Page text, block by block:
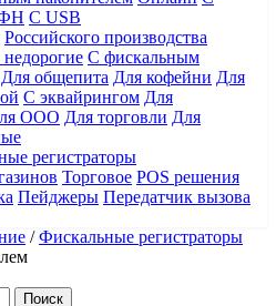
С USB
Российского производства
С фискальным
Для общепита Для кофейни Для
С эквайрингом Для
ООО Для торговли Для
регистраторы
Торговое POS решения
Пейджеры Передатчик вызова
/Фискальные регистраторы